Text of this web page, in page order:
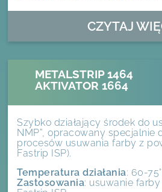
CZYTAJ
METALSTRIP 1464
AKTIVATOR 1664
Szybko działający środek do
NMP”, opracowany specjalnie
procesów usuwania farby z
Fastrip ISP).
Temperatura działania: 60-
Zastosowania: usuwanie